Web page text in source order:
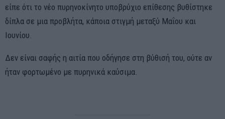
είπε ότι το νέο πυρηνοκίνητο υποβρύχιο επίθεσης βυθίστηκε
δίπλα σε μια προβλήτα, κάποια στιγμή μεταξύ Μαΐου και
Ιουνίου.
Δεν είναι σαφής η αιτία που οδήγησε στη βύθισή του, ούτε αν
ήταν φορτωμένο με πυρηνικά καύσιμα.